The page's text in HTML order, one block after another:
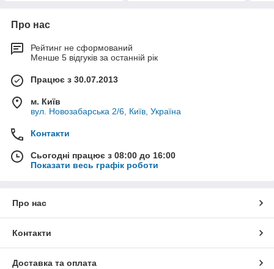
Про нас
Рейтинг не сформований
Менше 5 відгуків за останній рік
Працює з 30.07.2013
м. Київ
вул. Новозабарська 2/6, Київ, Україна
Контакти
Сьогодні працює з 08:00 до 16:00
Показати весь графік роботи
Про нас
Контакти
Доставка та оплата